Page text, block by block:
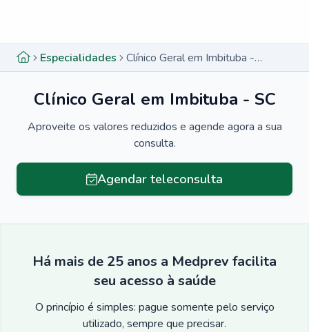
Especialidades Clínico Geral em Imbituba - SC
Clínico Geral em Imbituba - SC
Aproveite os valores reduzidos e agende agora a sua
consulta.
Agendar teleconsulta
Há mais de 25 anos a Medprev facilita
seu acesso à saúde
O princípio é simples: pague somente pelo serviço
utilizado, sempre que precisar.